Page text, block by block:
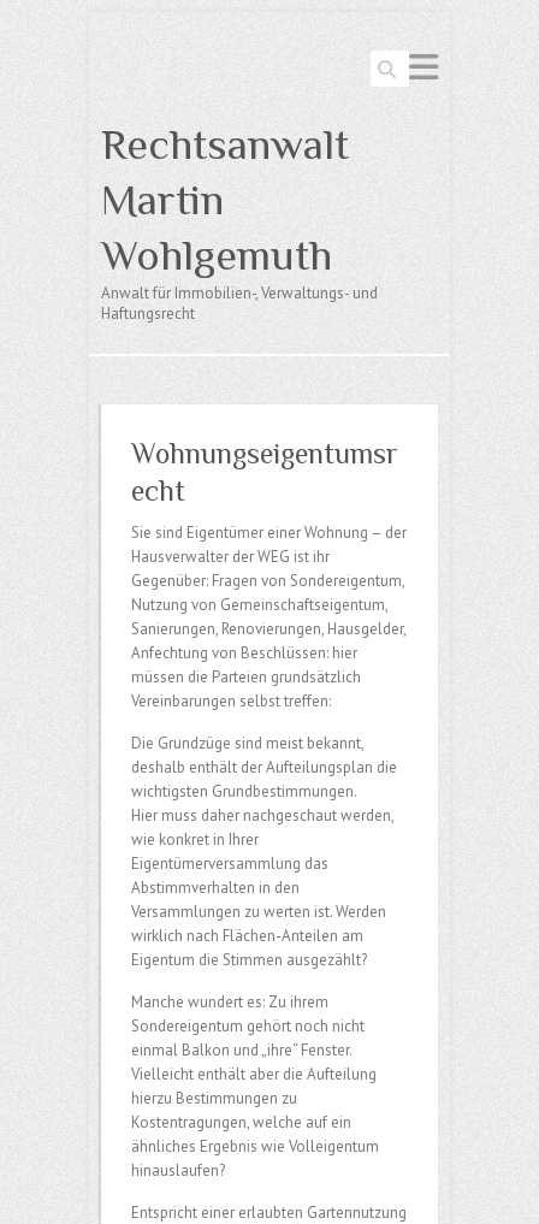
Suchen
Rechtsanwalt
Martin
Wohlgemuth
Anwalt für Immobilien-, Verwaltungs- und
Haftungsrecht
Wohnungseigentumsr
echt
Sie sind Eigentümer einer Wohnung – der
Hausverwalter der WEG ist ihr
Gegenüber: Fragen von Sondereigentum,
Nutzung von Gemeinschaftseigentum,
Sanierungen, Renovierungen, Hausgelder,
Anfechtung von Beschlüssen: hier
müssen die Parteien grundsätzlich
Vereinbarungen selbst treffen:
Die Grundzüge sind meist bekannt,
deshalb enthält der Aufteilungsplan die
wichtigsten Grundbestimmungen.
Hier muss daher nachgeschaut werden,
wie konkret in Ihrer
Eigentümerversammlung das
Abstimmverhalten in den
Versammlungen zu werten ist. Werden
wirklich nach Flächen-Anteilen am
Eigentum die Stimmen ausgezählt?
Manche wundert es: Zu ihrem
Sondereigentum gehört noch nicht
einmal Balkon und „ihre“ Fenster.
Vielleicht enthält aber die Aufteilung
hierzu Bestimmungen zu
Kostentragungen, welche auf ein
ähnliches Ergebnis wie Volleigentum
hinauslaufen?
Entspricht einer erlaubten Gartennutzung